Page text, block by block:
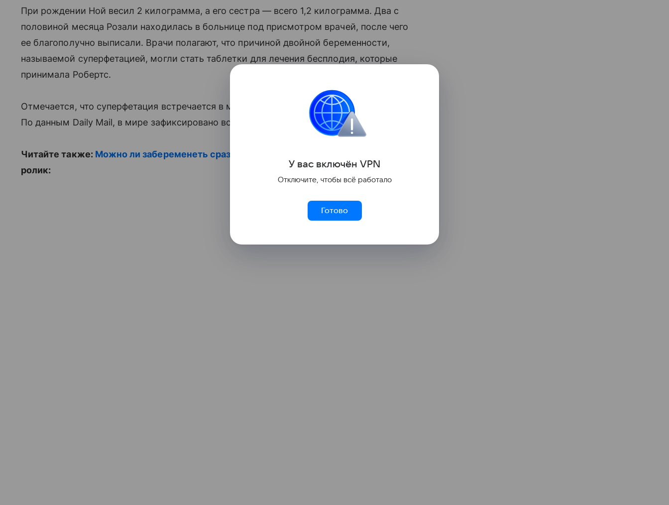
При рождении Ной весил 2 килограмма, а его сестра — всего 1,2 килограмма. Два с
половиной месяца Розали находилась в больнице под присмотром врачей, после чего
ее благополучно выписали. Врачи полагают, что причиной двойной беременности,
называемой суперфетацией, могли стать таблетки для лечения бесплодия, которые
принимала Робертс.
Отмечается, что суперфетация встречается в медицинской практике крайне редко.
По данным Daily Mail, в мире зафиксировано всего около дюжины подобных случаев.
Читайте также: Можно ли забеременеть сразу после родов? Ответ
ролик:
У вас включён VPN
Отключите, чтобы всё работало
Готово